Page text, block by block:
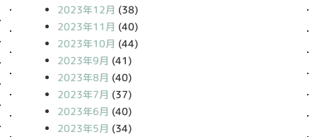
2023年12月 (38)
2023年11月 (40)
2023年10月 (44)
2023年9月 (41)
2023年8月 (40)
2023年7月 (37)
2023年6月 (40)
2023年5月 (34)